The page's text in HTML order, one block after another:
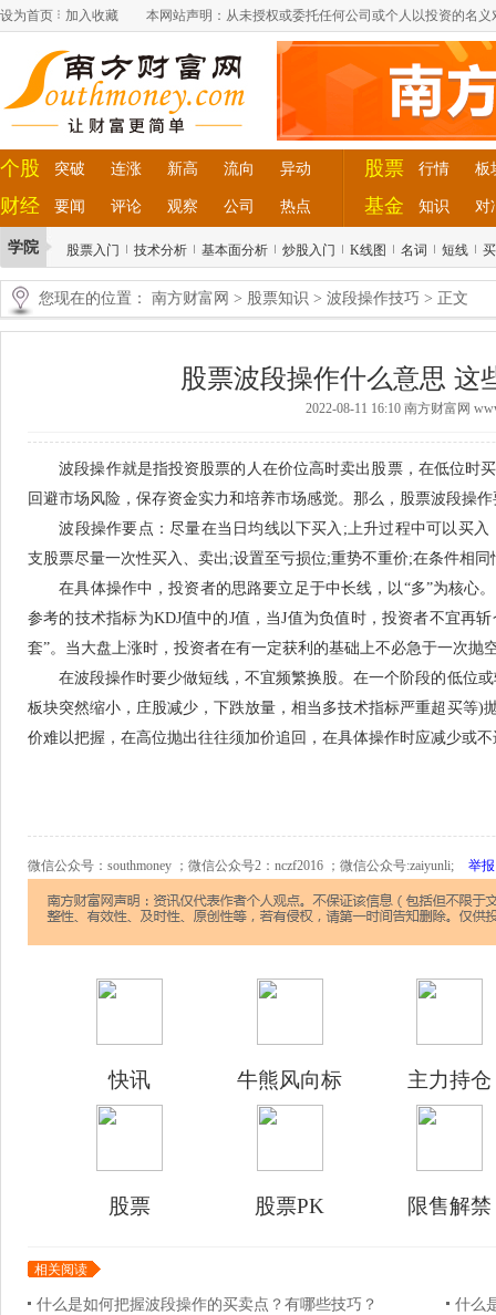
设为首页 加入收藏 本网站声明：从未授权或委托任何公司或个人以投资的名
个股 突破 连涨 新高 流向 异动
财经 要闻 评论 观察 公司 热点
股票 行情 板
基金 知识 对
学院 股票入门 技术分析 基本面分析 炒股入门 K线图 名词 短线
您现在的位置： 南方财富网 > 股票知识 > 波段操作技巧 > 正文
股票波段操作什么意思 这
2022-08-11 16:10 南方财富网
波段操作就是指投资股票的人在价位高时卖出股票，在低位时
回避市场风险，保存资金实力和培养市场感觉。那么，股票波段操
波段操作要点：尽量在当日均线以下买入;上升过程中可以买入
支股票尽量一次性买入、卖出;设置至亏损位;重势不重价;在条件相
在具体操作中，投资者的思路要立足于中长线，以“多”为核心
参考的技术指标为KDJ值中的J值，当J值为负值时，投资者不宜再
套”。当大盘上涨时，投资者在有一定获利的基础上不必急于一次抛
在波段操作时要少做短线，不宜频繁换股。在一个阶段的低位或
板块突然缩小，庄股减少，下跌放量，相当多技术指标严重超买等)
价难以把握，在高位抛出往往须加价追回，在具体操作时应减少或
微信公众号：southmoney ；微信公众号2：nczf2016 ；微信公众号:zaiyunli; 举报
快讯 牛熊风向标 主力持仓
股票 股票PK 限售解禁
相关阅读
什么是如何把握波段操作的买卖点？有哪些技巧？
什么